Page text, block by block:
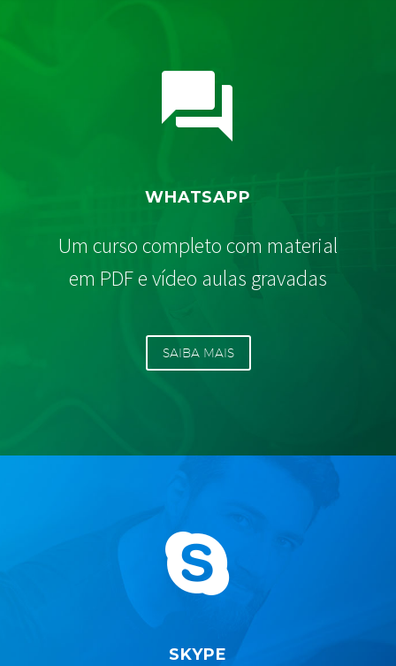


WHATSAPP
Um curso completo com material
em PDF e vídeo aulas gravadas
SAIBA MAIS


SKYPE